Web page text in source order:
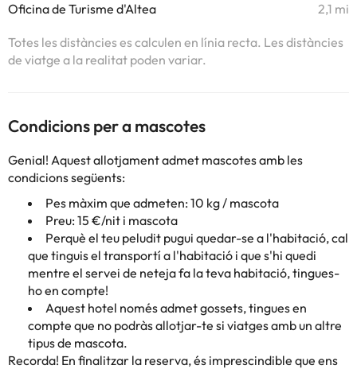
Oficina de Turisme d'Altea 2,1 mi
Totes les distàncies es calculen en línia recta. Les distàncies
de viatge a la realitat poden variar.
Condicions per a mascotes
Genial! Aquest allotjament admet mascotes amb les
condicions següents:
Pes màxim que admeten: 10 kg / mascota
Preu: 15 €/nit i mascota
Perquè el teu peludit pugui quedar-se a l'habitació, cal
que tinguis el transportí a l'habitació i que s'hi quedi
mentre el servei de neteja fa la teva habitació, tingues-
ho en compte!
Aquest hotel només admet gossets, tingues en
compte que no podràs allotjar-te si viatges amb un altre
tipus de mascota.
Recorda! En finalitzar la reserva, és imprescindible que ens